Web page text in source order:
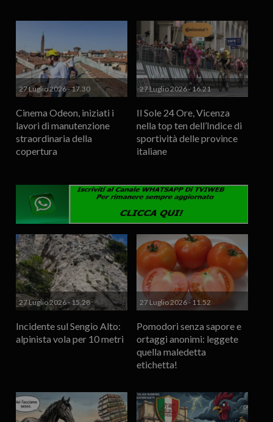
27 Luglio 2026 - 17.30
Cinema Odeon, iniziati i
lavori di manutenzione
straordinaria della
copertura
27 Luglio 2026 - 16.21
Il Sole 24 Ore, Vicenza
nella top ten dell’Indice di
sportività delle province
italiane
27 Luglio 2026 - 15.28
Incidente sul Sengio Alto:
alpinista vola per 10 metri
27 Luglio 2026 - 11.52
Pomodori senza sapore e
ortaggi anonimi: leggete
quella maledetta
etichetta!